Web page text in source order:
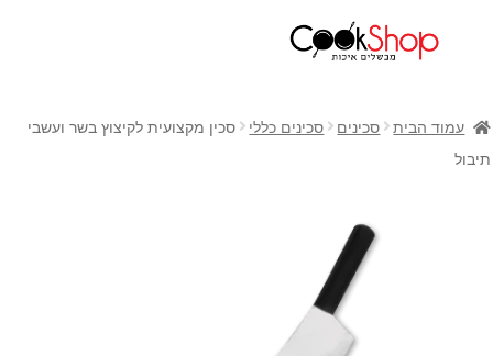
חנות
כלי בישול
כלי הגשה ואירוח
מוצרי חשמל למטבח
גאדג'טס וכלי מטבח
אחסון למטבח
עמוד הבית סכינים סכינים כללי
סכין מקצועית לקיצוץ בשר ועשבי
תיבול